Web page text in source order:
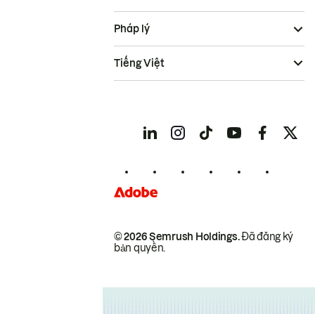
© 2026 Semrush Holdings.Đã đăng ký
bản quyền.
Pháp lý
Tiếng Việt